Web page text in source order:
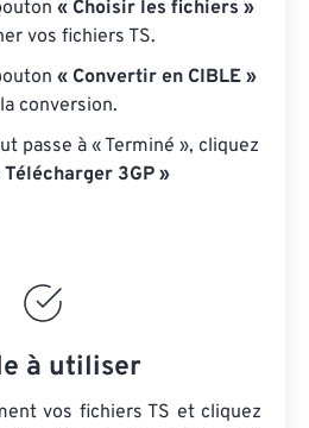
« Choisir les fichiers »
vos fichiers TS.
« Convertir en CIBLE »
conversion.
passe à « Terminé », cliquez
Télécharger 3GP »
à utiliser
vos fichiers TS et cliquez